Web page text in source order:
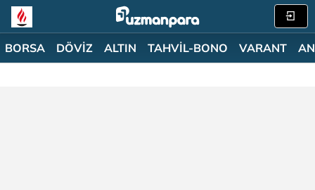
BORSA DÖVİZ ALTIN TAHVİL-BONO VARANT